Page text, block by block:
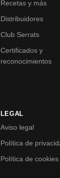
Recetas y más
Distribuidores
Club Serrats
Certificados y
reconocimientos
LEGAL
Aviso legal
Política de
Política de cookies